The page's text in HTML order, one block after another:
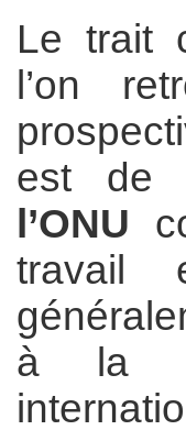
Le trait
l’on
est de
l’ONU
travail
à la